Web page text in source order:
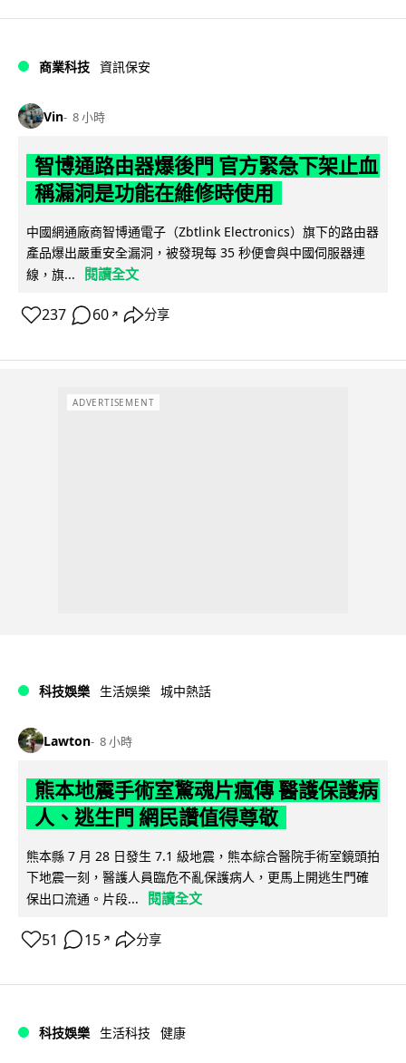
商業科技 資訊保安
Vin 8 小時
智博通路由器爆後門 官方緊急下架止血
稱漏洞是功能在維修時使用
中國網通廠商智博通電子（Zbtlink Electronics）旗下的路由器
產品爆出嚴重安全漏洞，被發現每 35 秒便會與中國伺服器連
線，旗...
閱讀全文
237 60 ↗ 分享
ADVERTISEMENT
科技娛樂 生活娛樂 城中熱話
Lawton 8 小時
熊本地震手術室驚魂片瘋傳 醫護保護病
人、逃生門 網民讚值得尊敬
熊本縣 7 月 28 日發生 7.1 級地震，熊本綜合醫院手術室鏡頭拍
下地震一刻，醫護人員臨危不亂保護病人，更馬上開逃生門確
保出口流通。片段...
閱讀全文
51 15 ↗ 分享
科技娛樂 生活科技 健康